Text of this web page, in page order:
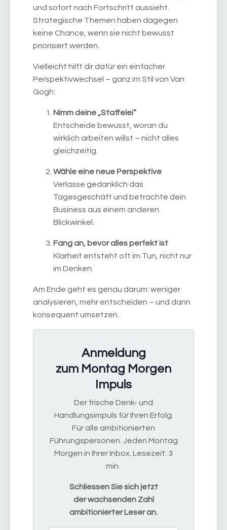
und sofort nach Fortschritt aussieht.
Strategische Themen haben dagegen
keine Chance, wenn sie nicht bewusst
priorisiert werden.
Vielleicht hilft dir dafür ein einfacher
Perspektivwechsel – ganz im Stil von Van
Gogh:
Nimm deine „Staffelei“
Entscheide bewusst, woran du
wirklich arbeiten willst – nicht alles
gleichzeitig.
Wähle eine neue Perspektive
Verlasse gedanklich das
Tagesgeschäft und betrachte dein
Business aus einem anderen
Blickwinkel.
Fang an, bevor alles perfekt ist
Klarheit entsteht oft im Tun, nicht nur
im Denken.
Am Ende geht es genau darum: weniger
analysieren, mehr entscheiden – und dann
konsequent umsetzen.
Anmeldung
zum Montag Morgen
Impuls
Der frische Denk- und
Handlungsimpuls für Ihren Erfolg.
Für alle ambitionierten
Führungspersonen. Jeden Montag
Morgen in Ihrer Inbox. Lesezeit: 3
min.
Schliessen Sie sich jetzt
der wachsenden Zahl
ambitionierter Leser an.